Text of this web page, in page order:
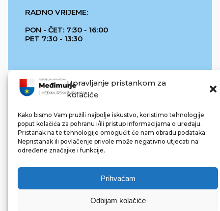
Upravljanje pristankom za
kolačiće
Kako bismo Vam pružili najbolje iskustvo, koristimo tehnologije
poput kolačića za pohranu i/ili pristup informacijama o uređaju.
Pristanak na te tehnologije omogućit će nam obradu podataka.
Nepristanak ili povlačenje privole može negativno utjecati na
određene značajke i funkcije.
Prihvaćam
Odbijam kolačiće
RADNO VRIJEME:
PON - ČET: 7:30 - 16:00
PET 7:30 - 13:30
REPUBLIKA HRVATSKA
© 2022 Međimurska županija. Sva prava pridržana.